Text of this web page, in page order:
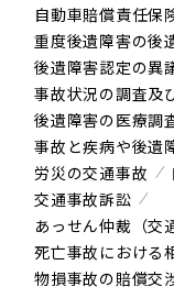
自動車賠償責任保
重度後遺障害の後
後遺障害認定の異
事故状況の調査及
後遺障害の医療調
事故と疾病や後遺
労災の交通事故
交通事故訴訟
あっせん仲裁（交
死亡事故における
物損事故の賠償交